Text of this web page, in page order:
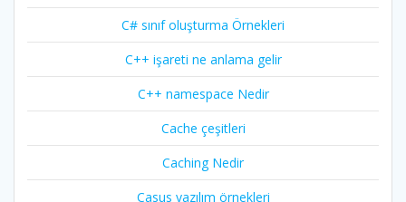
C# sınıf oluşturma Örnekleri
C++ işareti ne anlama gelir
C++ namespace Nedir
Cache çeşitleri
Caching Nedir
Casus yazılım örnekleri